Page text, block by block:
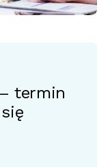
– termin